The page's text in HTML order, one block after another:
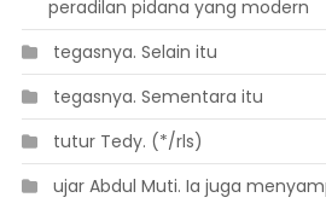
peradilan pidana yang modern
 tegasnya. Selain itu
 tegasnya. Sementara itu
 tutur Tedy. (*/rls)
 ujar Abdul Muti. Ia juga